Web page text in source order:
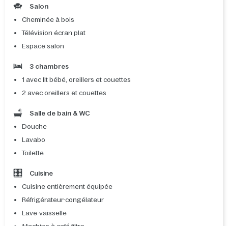
Salon
Cheminée à bois
Télévision écran plat
Espace salon
3 chambres
1 avec lit bébé, oreillers et couettes
2 avec oreillers et couettes
Salle de bain & WC
Douche
Lavabo
Toilette
Cuisine
Cuisine entièrement équipée
Réfrigérateur-congélateur
Lave-vaisselle